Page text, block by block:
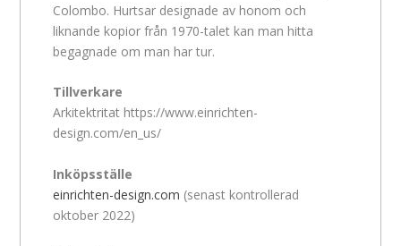
Colombo. Hurtsar designade av honom och
liknande kopior från 1970-talet kan man hitta
begagnade om man har tur.
Tillverkare
Arkitektritat https://www.einrichten-
design.com/en_us/
Inköpsställe
einrichten-design.com (senast kontrollerad
oktober 2022)